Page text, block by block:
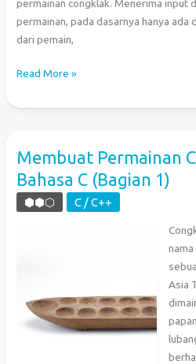
permainan congklak. Menerima input
permainan, pada dasarnya hanya ada
dari pemain,
Membuat
Congklak
C
(Bagian
2)
Read More »
Membuat Permainan
Bahasa C (Bagian 1)
⬢⬢⬡ C / C++
Asia